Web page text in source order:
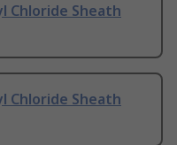
Chloride Sheath
Chloride Sheath